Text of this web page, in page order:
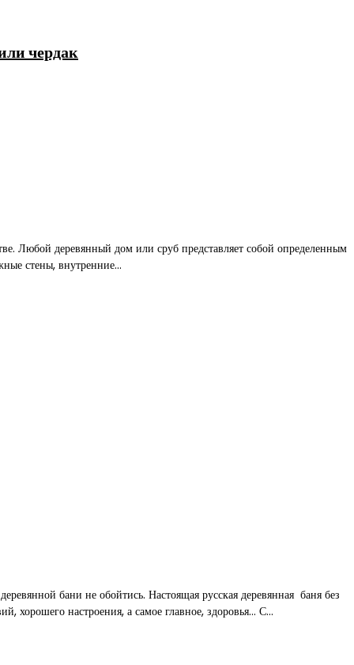
чердак
Любой деревянный дом или сруб представляет собой определенным
стены, внутренние...
бани не обойтись. Настоящая русская деревянная баня без
всякого преувеличения будет являться источником наслаждений, удовольствий, хорошего настроения, а самое главное, здоровья… С...